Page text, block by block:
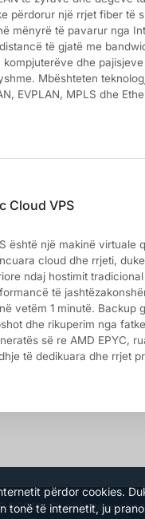
përdorur një rrjet fiber të
mënyrë të pavarur nga
të gjatë me
dhe
Mbështeten
EVPLAN, MPLS dhe
Cloud VPS
është një makinë virtuale
cloud dhe rrjeti,
ndaj hostimit
të
vetëm 1 minutë. Backup
dhe rikuperim nga
së re AMD EPYC,
të dedikuara dhe rrjet
përdor cookies.
tonë të internetit, ju
DOOEL. Të gjitha të